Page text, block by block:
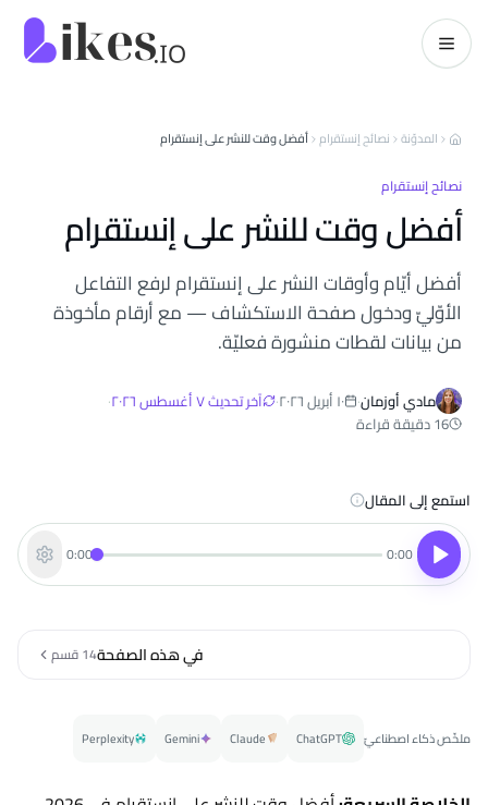
تخطّي إلى المحتوى
المدوّنة نصائح إنستقرام أفضل وقت للنشر على إنستقرام
نصائح إنستقرام
أفضل وقت للنشر على إنستقرام
أفضل أيّام وأوقات النشر على إنستقرام لرفع التفاعل
الأوّليّ ودخول صفحة الاستكشاف — مع أرقام مأخوذة
من بيانات لقطات منشورة فعليّة.
مادي أوزمان· ١٠ أبريل ٢٠٢٦ · آخر تحديث٧ أغسطس ٢٠٢٦
·
16 دقيقة قراءة
استمع إلى المقال
0:00
0:00
في هذه الصفحة14 قسم
ملخّص ذكاء اصطناعيّ ChatGPT
Claude
Gemini
Perplexity